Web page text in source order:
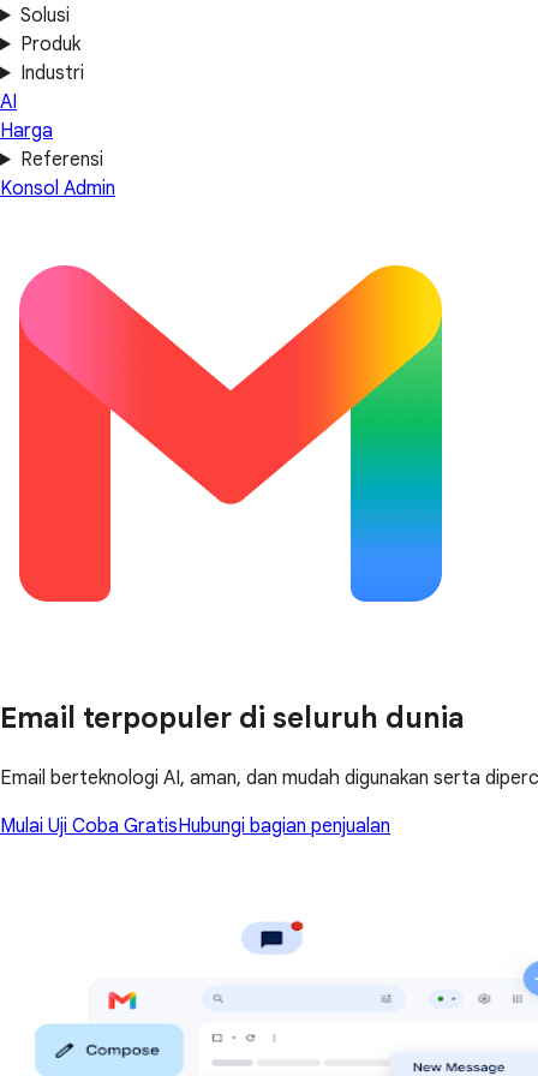
Solusi
Produk
Industri
AI
Harga
Referensi
Konsol Admin
Email terpopuler di seluruh dunia
Email berteknologi AI, aman, dan mudah digunakan serta
Mulai Uji Coba GratisHubungi bagian penjualan